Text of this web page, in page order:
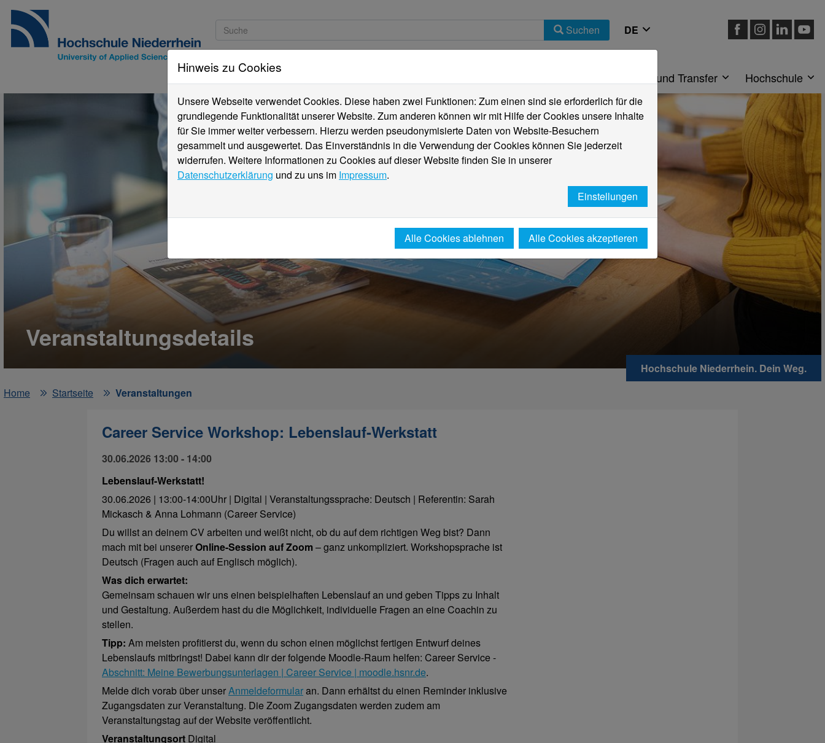
Suchen
Studieninteressierte Forschung und Transfer Hochschule
Veranstaltungsdetails
Hochschule Niederrhein. Dein Weg.
Home
Startseite Veranstaltungen
Career Service Workshop: Lebenslauf-Werkstatt
30.06.2026 13:00 - 14:00
Lebenslauf-Werkstatt!
30.06.2026 | 13:00-14:00Uhr | Digital | Veranstaltungssprache: Deutsch | Referentin: Sarah
Mickasch & Anna Lohmann (Career Service)
Du willst an deinem CV arbeiten und weißt nicht, ob du auf dem richtigen Weg bist? Dann
mach mit bei unsererOnline-Session auf Zoom – ganz unkompliziert. Workshopsprache ist
Deutsch (Fragen auch auf Englisch möglich).
Was dich erwartet:
Gemeinsam schauen wir uns einen beispielhaften Lebenslauf an und geben Tipps zu Inhalt
und Gestaltung. Außerdem hast du die Möglichkeit, individuelle Fragen an eine Coachin zu
stellen.
Tipp: Am meisten profitierst du, wenn du schon einen möglichst fertigen Entwurf deines
Lebenslaufs mitbringst! Dabei kann dir der folgende Moodle-Raum helfen: Career Service -
Abschnitt: Meine Bewerbungsunterlagen | Career Service | moodle.hsnr.de.
Melde dich vorab über unserAnmeldeformularan. Dann erhältst du einen Reminder inklusive
Zugangsdaten zur Veranstaltung. Die Zoom Zugangsdaten werden zudem am
Veranstaltungstag auf der Website veröffentlicht.
Veranstaltungsort Digital
Hinweis zu Cookies
Unsere Webseite verwendet Cookies. Diese haben zwei Funktionen: Zum einen sind sie erforderlich für die
grundlegende Funktionalität unserer Website. Zum anderen können wir mit Hilfe der Cookies unsere Inhalte
für Sie immer weiter verbessern. Hierzu werden pseudonymisierte Daten von Website-Besuchern
gesammelt und ausgewertet. Das Einverständnis in die Verwendung der Cookies können Sie jederzeit
widerrufen. Weitere Informationen zu Cookies auf dieser Website finden Sie in unserer
Datenschutzerklärung und zu uns im Impressum.
Einstellungen
Alle Cookies ablehnen Alle Cookies akzeptieren